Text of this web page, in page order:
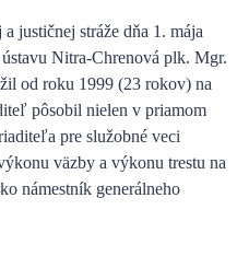
justičnej stráže dňa 1. mája
ústavu Nitra-Chrenová plk. Mgr.
od roku 1999 (23 rokov) na
pôsobil nielen v priamom
pre služobné veci
väzby a výkonu trestu na
námestník generálneho